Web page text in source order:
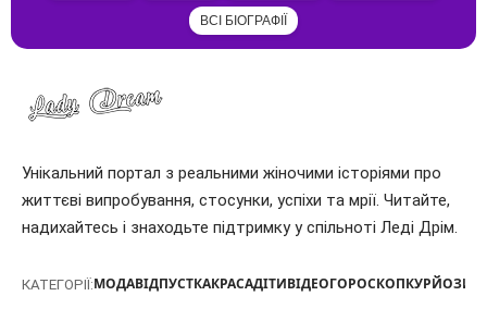
ВСІ БІОГРАФІЇ
Унікальний портал з реальними жіночими історіями про
життєві випробування, стосунки, успіхи та мрії. Читайте,
надихайтесь і знаходьте підтримку у спільноті Леді Дрім.
КАТЕГОРІЇ:МОДАВІДПУСТКАКРАСАДІТИВІДЕОГОРОСКОПКУРЙОЗИ